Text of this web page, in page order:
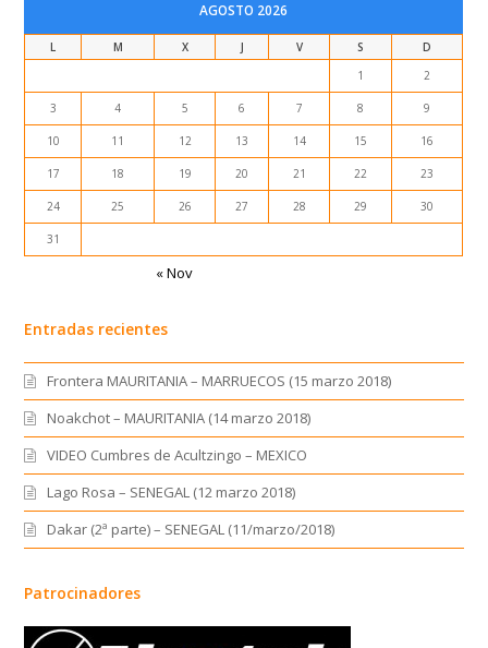
AGOSTO 2026
L M X J V S
D
1
2
3 4 5 6 7 8 9
10 11 12 13 14 15 16
17 18 19 20 21 22 23
24 25 26 27 28 29 30
31
« Nov
Entradas recientes
Frontera MAURITANIA – MARRUECOS (15 marzo 2018)
Noakchot – MAURITANIA (14 marzo 2018)
VIDEO Cumbres de Acultzingo – MEXICO
Lago Rosa – SENEGAL (12 marzo 2018)
Dakar (2ª parte) – SENEGAL (11/marzo/2018)
Patrocinadores